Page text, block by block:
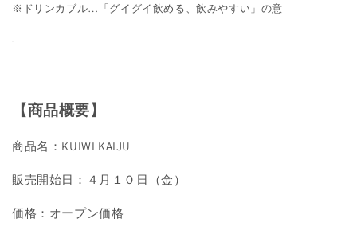
※ドリンカブル…「グイグイ飲める、飲みやすい」の意
【商品概要】
商品名：KUIWI KAIJU
販売開始日：４月１０日（金）
価格：オープン価格